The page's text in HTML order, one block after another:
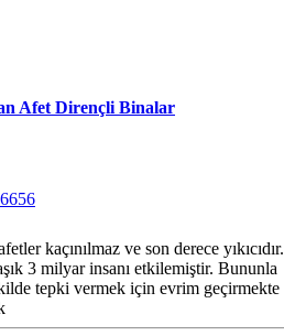
Afet Dirençli Binalar
kaçınılmaz ve son derece yıkıcıdır.
3 milyar insanı etkilemiştir. Bununla
tepki vermek için evrim geçirmekte